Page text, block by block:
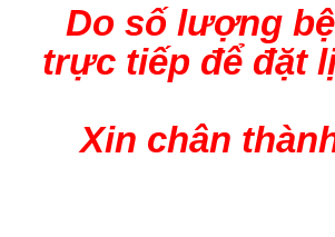
Do số lượng
trực tiếp để đặt
Xin chân